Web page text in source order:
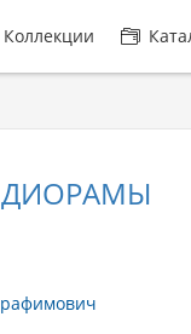
Коллекции
ДИОРАМЫ